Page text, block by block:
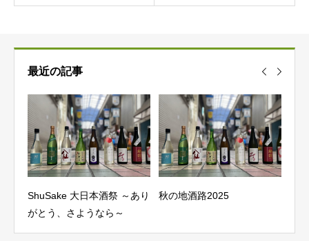
最近の記事
ShuSake 大日本酒祭 ～あり
がとう、さようなら～
秋の地酒路2025